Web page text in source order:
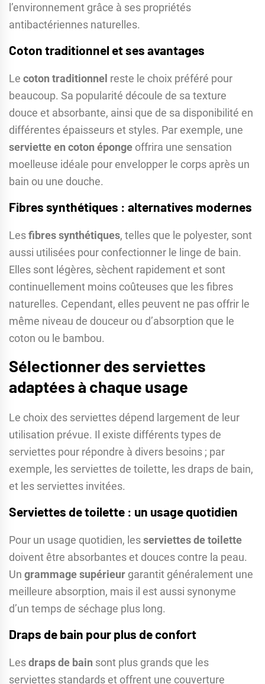
l’environnement grâce à ses propriétés
antibactériennes naturelles.
Coton traditionnel et ses avantages
Le coton traditionnel reste le choix préféré pour
beaucoup. Sa popularité découle de sa texture
douce et absorbante, ainsi que de sa disponibilité en
différentes épaisseurs et styles. Par exemple, une
serviette en coton éponge offrira une sensation
moelleuse idéale pour envelopper le corps après un
bain ou une douche.
Fibres synthétiques : alternatives modernes
Lesfibres synthétiques, telles que le polyester, sont
aussi utilisées pour confectionner le linge de bain.
Elles sont légères, sèchent rapidement et sont
continuellement moins coûteuses que les fibres
naturelles. Cependant, elles peuvent ne pas offrir le
même niveau de douceur ou d’absorption que le
coton ou le bambou.
Sélectionner des serviettes
adaptées à chaque usage
Le choix des serviettes dépend largement de leur
utilisation prévue. Il existe différents types de
serviettes pour répondre à divers besoins ; par
exemple, les serviettes de toilette, les draps de bain,
et les serviettes invitées.
Serviettes de toilette : un usage quotidien
Pour un usage quotidien, lesserviettes de toilette
doivent être absorbantes et douces contre la peau.
Un grammage supérieur garantit généralement une
meilleure absorption, mais il est aussi synonyme
d’un temps de séchage plus long.
Draps de bain pour plus de confort
Lesdraps de bain sont plus grands que les
serviettes standards et offrent une couverture